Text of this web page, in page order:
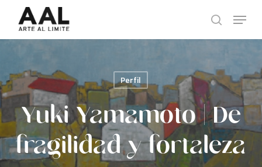
main
search
Menu
Perfil
Yuki Yamamoto | De
fragilidad y fortaleza